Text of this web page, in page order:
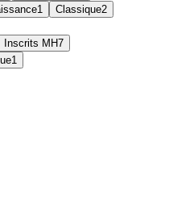
1 Classique2
Inscrits MH7
1